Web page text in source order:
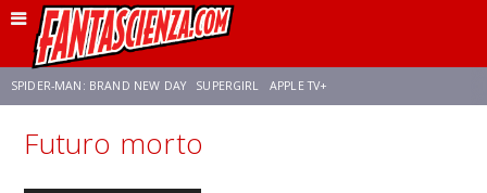
SPIDER-MAN: BRAND NEW DAY SUPERGIRL APPLE TV+
FRANCO RICCIARDIELLO ZENDAYA
Futuro morto